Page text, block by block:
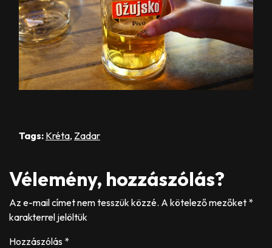
Tags: Kréta, Zadar
Vélemény, hozzászólás?
Az e-mail címet nem tesszük közzé. A kötelező mezőket *
karakterrel jelöltük
Hozzászólás *